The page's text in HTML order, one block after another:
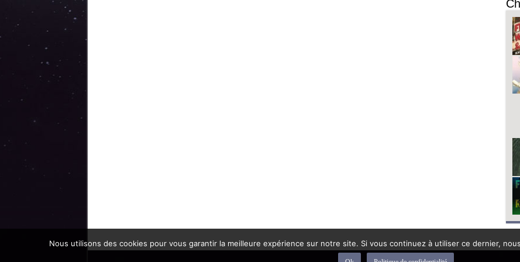
Nous utilisons des cookies pour vous garantir la meilleure expérience sur notre site. Si vous continuez à utiliser ce dernier,